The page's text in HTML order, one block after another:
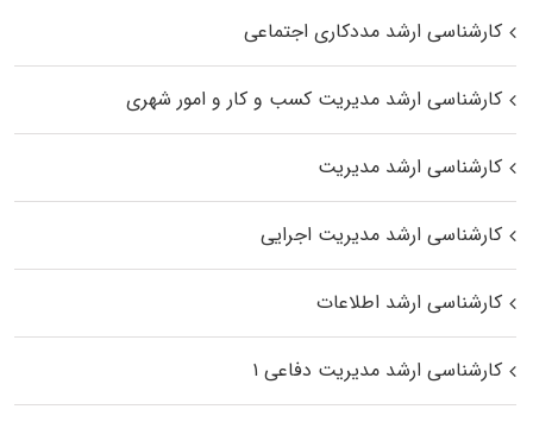
کارشناسی ارشد مددکاری اجتماعی
کارشناسی ارشد مدیریت کسب و کار و امور شهری
کارشناسی ارشد مدیریت
کارشناسی ارشد مدیریت اجرایی
کارشناسی ارشد اطلاعات
کارشناسی ارشد مدیریت دفاعی ۱